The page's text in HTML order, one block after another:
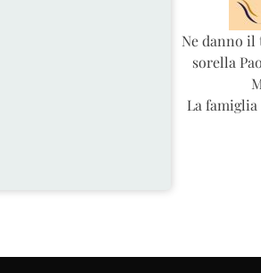
Ne danno il
sorella
La